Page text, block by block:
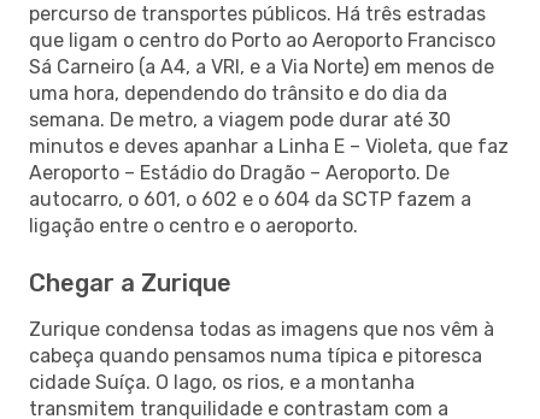
percurso de transportes públicos. Há três estradas
que ligam o centro do Porto ao Aeroporto Francisco
Sá Carneiro (a A4, a VRI, e a Via Norte) em menos de
uma hora, dependendo do trânsito e do dia da
semana. De metro, a viagem pode durar até 30
minutos e deves apanhar a Linha E – Violeta, que faz
Aeroporto – Estádio do Dragão – Aeroporto. De
autocarro, o 601, o 602 e o 604 da SCTP fazem a
ligação entre o centro e o aeroporto.
Chegar a Zurique
Zurique condensa todas as imagens que nos vêm à
cabeça quando pensamos numa típica e pitoresca
cidade Suíça. O lago, os rios, e a montanha
transmitem tranquilidade e contrastam com a